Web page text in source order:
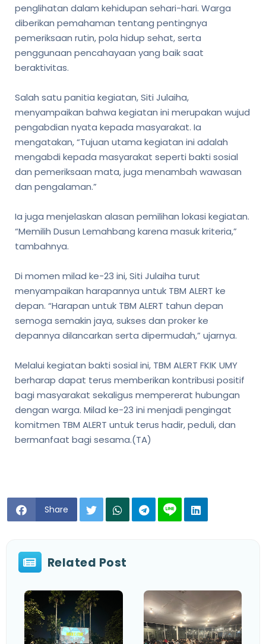
penglihatan dalam kehidupan sehari-hari. Warga
diberikan pemahaman tentang pentingnya
pemeriksaan rutin, pola hidup sehat, serta
penggunaan pencahayaan yang baik saat
beraktivitas.
Salah satu panitia kegiatan, Siti Julaiha,
menyampaikan bahwa kegiatan ini merupakan wujud
pengabdian nyata kepada masyarakat. Ia
mengatakan, “Tujuan utama kegiatan ini adalah
mengabdi kepada masyarakat seperti bakti sosial
dan pemeriksaan mata, juga menambah wawasan
dan pengalaman.”
Ia juga menjelaskan alasan pemilihan lokasi kegiatan.
“Memilih Dusun Lemahbang karena masuk kriteria,”
tambahnya.
Di momen milad ke-23 ini, Siti Julaiha turut
menyampaikan harapannya untuk TBM ALERT ke
depan. “Harapan untuk TBM ALERT tahun depan
semoga semakin jaya, sukses dan proker ke
depannya dilancarkan serta dipermudah,” ujarnya.
Melalui kegiatan bakti sosial ini, TBM ALERT FKIK UMY
berharap dapat terus memberikan kontribusi positif
bagi masyarakat sekaligus mempererat hubungan
dengan warga. Milad ke-23 ini menjadi pengingat
komitmen TBM ALERT untuk terus hadir, peduli, dan
bermanfaat bagi sesama.(TA)
Share
Related Post